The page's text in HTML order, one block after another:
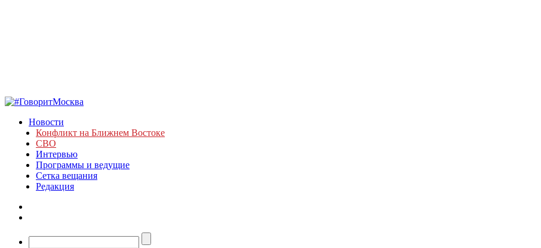
Новости
Конфликт на Ближнем Востоке
СВО
Интервью
Программы и ведущие
Сетка вещания
Редакция